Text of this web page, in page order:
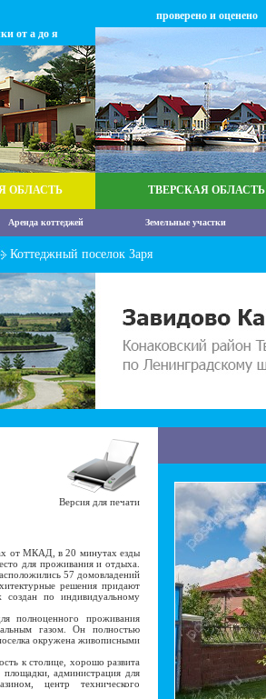
от а до я
ОБЛАСТЬ
проверено и оценено
ТВЕРСКАЯ ОБЛАСТЬ
Аренда коттеджей Земельные участки
Коттеджный поселок Заря
Версия для печати
от МКАД, в 20 минутах езды
для проживания и отдыха.
57 домовладений
решения придают
по индивидуальному
полноценного проживания
газом. Он полностью
окружена живописными
к столице, хорошо развита
площадки, администрация для
центр технического